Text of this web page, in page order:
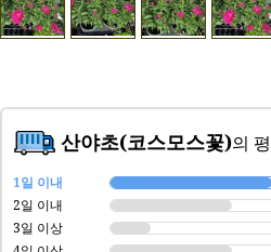
산야초(코스모스꽃)의
1일 이내
2일 이내
3일 이상